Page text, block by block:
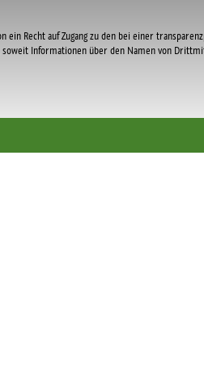
ein Recht auf Zugang zu den bei einer
soweit Informationen über den Namen von